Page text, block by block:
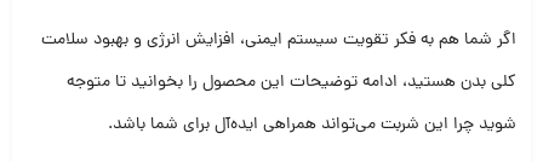
اگر شما هم به فکر تقویت سیستم ایمنی، افزایش انرژی و بهبود سلامت
کلی بدن هستید، ادامه توضیحات این محصول را بخوانید تا متوجه
شوید چرا این شربت می‌تواند همراهی ایده‌آل برای شما باشد.